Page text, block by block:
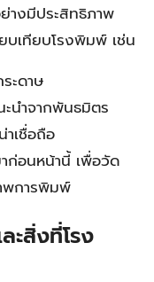
งมีประสิทธิภาพ
บเทียบโรงพิมพ์ เช่น
ะดาษ
ะนำจากพันธมิตร
เชื่อถือ
ก่อนหน้านี้ เพื่อวัด
พการพิมพ์
ะสิ่งที่โรง